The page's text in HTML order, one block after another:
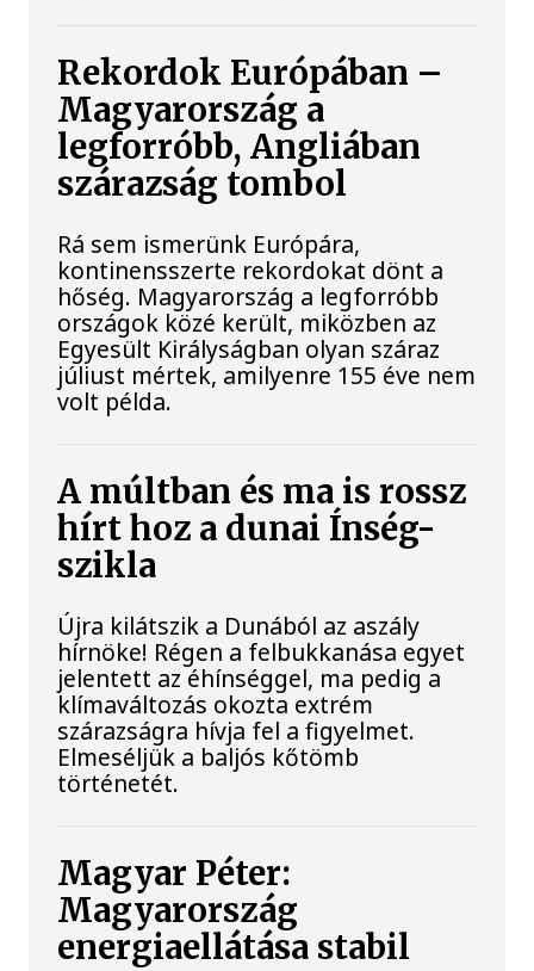
Rekordok Európában –
Magyarország a
legforróbb, Angliában
szárazság tombol
Rá sem ismerünk Európára,
kontinensszerte rekordokat dönt a
hőség. Magyarország a legforróbb
országok közé került, miközben az
Egyesült Királyságban olyan száraz
júliust mértek, amilyenre 155 éve nem
volt példa.
A múltban és ma is rossz
hírt hoz a dunai Ínség-
szikla
Újra kilátszik a Dunából az aszály
hírnöke! Régen a felbukkanása egyet
jelentett az éhínséggel, ma pedig a
klímaváltozás okozta extrém
szárazságra hívja fel a figyelmet.
Elmeséljük a baljós kőtömb
történetét.
Magyar Péter:
Magyarország
energiaellátása stabil